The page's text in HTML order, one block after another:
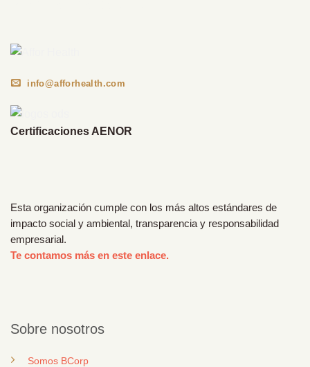
info@afforhealth.com
Certificaciones AENOR
Esta organización cumple con los más altos estándares de
impacto social y ambiental, transparencia y responsabilidad
empresarial.
Te contamos más en este enlace.
Sobre nosotros
Somos BCorp